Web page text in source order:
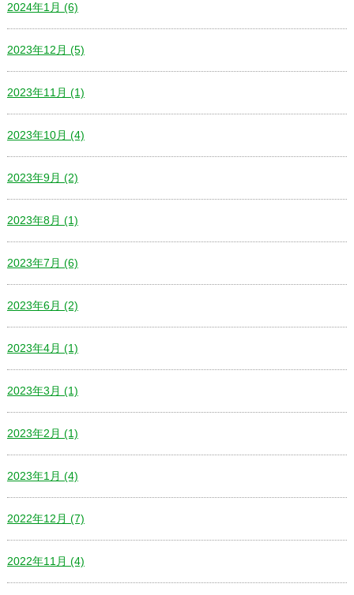
2024年1月 (6)
2023年12月 (5)
2023年11月 (1)
2023年10月 (4)
2023年9月 (2)
2023年8月 (1)
2023年7月 (6)
2023年6月 (2)
2023年4月 (1)
2023年3月 (1)
2023年2月 (1)
2023年1月 (4)
2022年12月 (7)
2022年11月 (4)